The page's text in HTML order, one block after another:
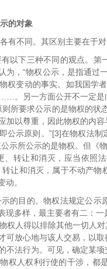
的对象
有不同。其区别主要在于
以下三种不同的观点。
为，“物权公示，是指通过
权变动的事实。如我国学
。另一方面公开不一定
所要求公示的是物权的
加以尊重，因此物权的内
公示原则。”[3]在物权法
示所公示的是物权。但
、转让和消灭，应当依照
让和消灭，属于不动产
动。
的目的。物权法规定公
现多样，最主要者有二：
权人得以排除其他一切人
可放心地与该人交易，以
不法行为。可见，确定某
权人权利行使的干涉，